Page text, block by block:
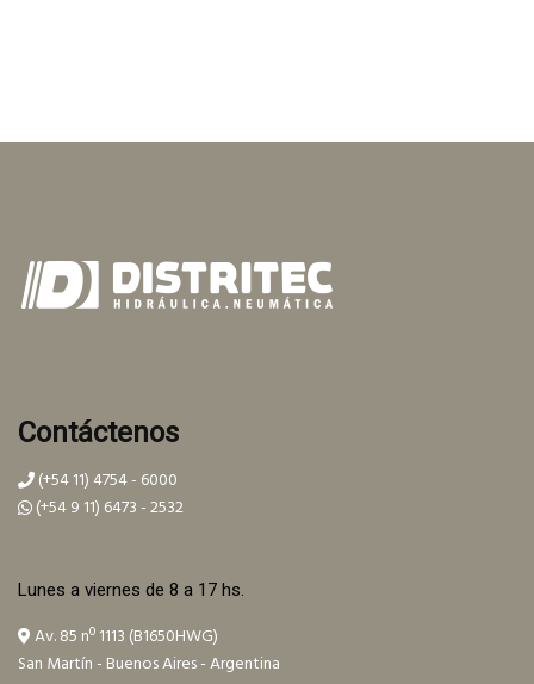
Contáctenos
(+54 11) 4754 - 6000
(+54 9 11) 6473 - 2532
Lunes a viernes de 8 a 17 hs.
Av. 85 nº 1113 (B1650HWG)
San Martín - Buenos Aires - Argentina